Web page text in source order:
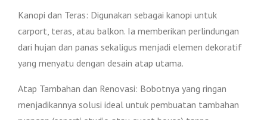
Kanopi dan Teras: Digunakan sebagai kanopi untuk
carport, teras, atau balkon. Ia memberikan perlindungan
dari hujan dan panas sekaligus menjadi elemen dekoratif
yang menyatu dengan desain atap utama.
Atap Tambahan dan Renovasi: Bobotnya yang ringan
menjadikannya solusi ideal untuk pembuatan tambahan